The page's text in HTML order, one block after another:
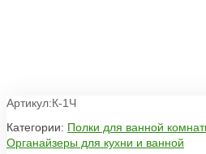
Артикул:К-1Ч
Категории: Полки для ванной
Органайзеры для кухни и ванной